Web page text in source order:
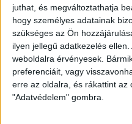
juthat, és megváltoztathatja
hogy személyes adatainak
szükséges az Ön
ilyen jellegű adatkezelés
weboldalra érvényesek.
preferenciáit, vagy
erre az oldalra, és rákattint az
"Adatvédelem" gombra.
Az új panelekre 30 év
év termékgarancia
teljesítmény romlás
30 éves végteljesítmény
kevesebb, mint a névleges
– Most már képesek